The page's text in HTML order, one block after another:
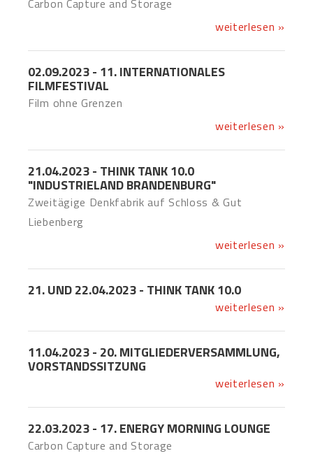
Carbon Capture and Storage
weiterlesen »
02.09.2023 - 11. INTERNATIONALES
FILMFESTIVAL
Film ohne Grenzen
weiterlesen »
21.04.2023 - THINK TANK 10.0
"INDUSTRIELAND BRANDENBURG"
Zweitägige Denkfabrik auf Schloss & Gut
Liebenberg
weiterlesen »
21. UND 22.04.2023 - THINK TANK 10.0
weiterlesen »
11.04.2023 - 20. MITGLIEDERVERSAMMLUNG,
VORSTANDSSITZUNG
weiterlesen »
22.03.2023 - 17. ENERGY MORNING LOUNGE
Carbon Capture and Storage